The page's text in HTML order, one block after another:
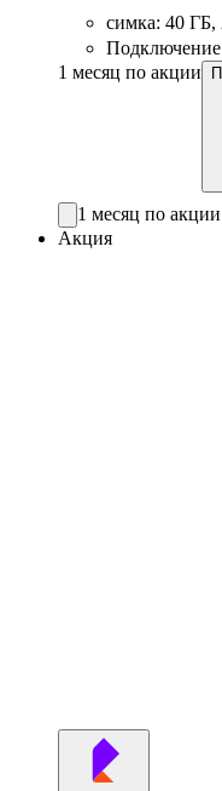
симка: 40 ГБ,
1 месяц по акции
1 месяц по акции
Акция